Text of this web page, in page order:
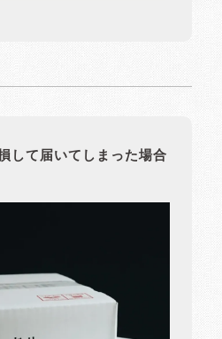
して届いてしまった場合